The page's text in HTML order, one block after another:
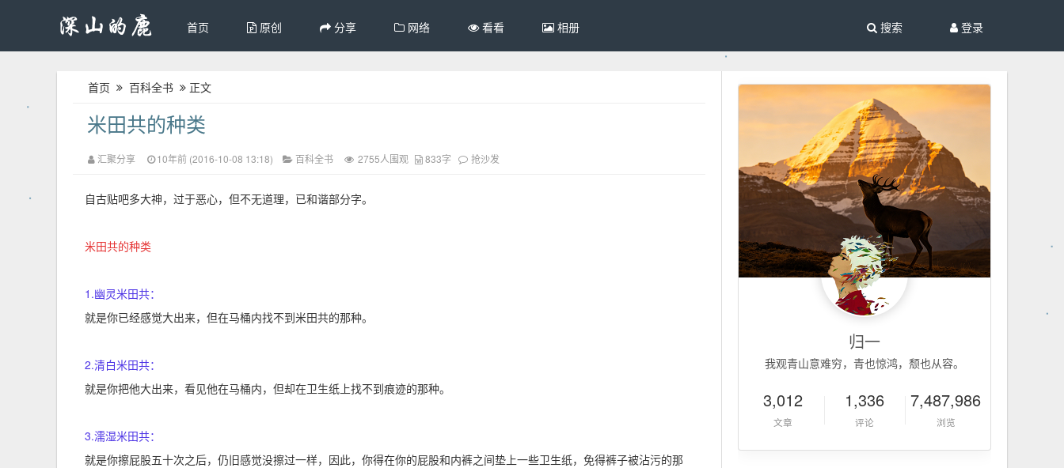
首页 原创 分享 网络 看看 相册 登录
搜索
首页 百科全书 正文
米田共的种类
汇聚分享 10年前 (2016-10-08 13:18) 百科全书 2755人围观 833字 抢沙发
自古贴吧多大神，过于恶心，但不无道理，已和谐部分字。
米田共的种类
1.幽灵米田共：
就是你已经感觉大出来，但在马桶内找不到米田共的那种。
2.清白米田共：
就是你把他大出来，看见他在马桶内，但却在卫生纸上找不到痕迹的那种。
3.濡湿米田共：
就是你擦屁股五十次之后，仍旧感觉没擦过一样，因此，你得在你的屁股和内裤之间垫上一些卫生纸，免得裤子被沾污的那
归一
我观青山意难穷，青也惊鸿，颓也从容。
3,012
文章
1,336
评论
7,487,986
浏览